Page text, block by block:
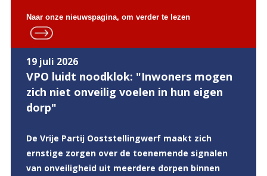
Naar onze nieuwspagina, om verder te lezen
19 juli 2026
VPO luidt noodklok: "Inwoners mogen
zich niet onveilig voelen in hun eigen
dorp"
De Vrije Partij Ooststellingwerf maakt zich
ernstige zorgen over de toenemende signalen
van onveiligheid uit meerdere dorpen binnen